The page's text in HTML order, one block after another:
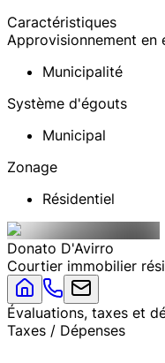
Caractéristiques
Approvisionnement en
Municipalité
Système d'égouts
Municipal
Zonage
Résidentiel
Donato D'Avirro
Courtier immobilier
Évaluations, taxes et
Taxes / Dépenses